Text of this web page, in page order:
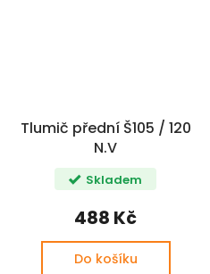
Tlumič přední Š105 / 120
N.V
Skladem
488 Kč
Do košíku